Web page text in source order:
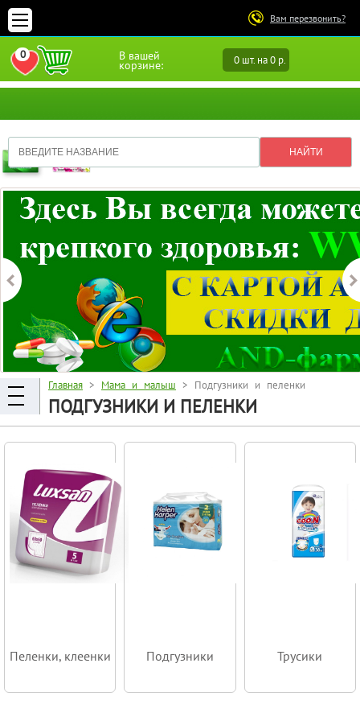
Вам перезвонить?
В вашей
корзине: 0 шт. на 0 р.
0
ПЕРЕЙТИ В ИЗБРАННОЕ
Главная > Мама и малыш > Подгузники и пеленки
ПОДГУЗНИКИ И ПЕЛЕНКИ
Пеленки, клеенки Подгузники Трусики